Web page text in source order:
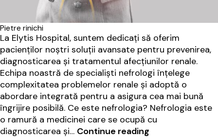
Pietre rinichi
La Elytis Hospital, suntem dedicați să oferim
pacienților noștri soluții avansate pentru prevenirea,
diagnosticarea și tratamentul afecțiunilor renale.
Echipa noastră de specialiști nefrologi înțelege
complexitatea problemelor renale și adoptă o
abordare integrată pentru a asigura cea mai bună
îngrijire posibilă. Ce este nefrologia? Nefrologia este
o ramură a medicinei care se ocupă cu
diagnosticarea și… Continue reading